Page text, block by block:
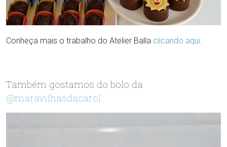
Conheça mais o trabalho do Atelier Balla clicando aqui.
Também gostamos do bolo da
@maravilhasdacarol